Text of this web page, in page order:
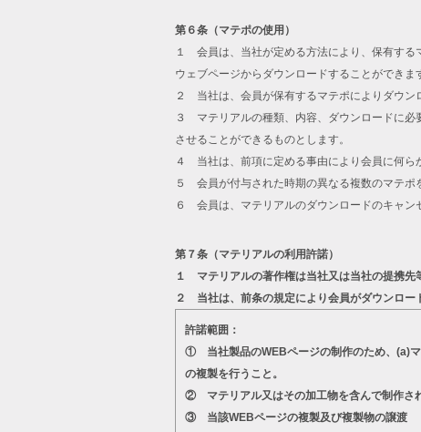
第６条（マテポの使用）
１ 会員は、当社が定める方法により、保有する
ウェブページからダウンロードすることができま
２ 当社は、会員が保有するマテポによりダウン
３ マテリアルの種類、内容、ダウンロードに必
させることができるものとします。
４ 当社は、前項に定める事由により会員に何ら
５ 会員が付与された時期の異なる複数のマテポ
６ 会員は、マテリアルのダウンロードのキャン
第７条（マテリアルの利用許諾）
１ マテリアルの著作権は当社又は当社の提携先
２ 当社は、前条の規定により会員がダウンロー
許諾範囲：
① 当社製品のWEBページの制作のため、(a)マ
の複製を行うこと。
② マテリアル又はその加工物を含んで制作さ
③ 当該WEBページの複製及び複製物の譲渡